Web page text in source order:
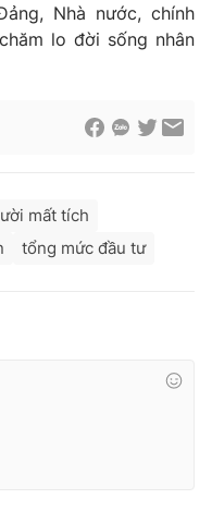
Nhà nước, chính
lo đời sống nhân
mất tích
tổng mức đầu tư